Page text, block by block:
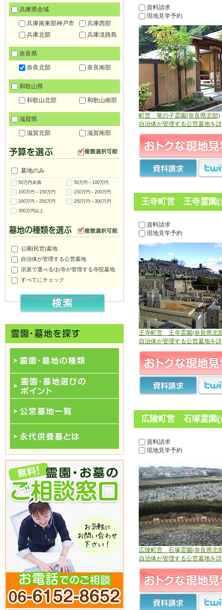
資料請求
現地見学予約
町営 竜の子霊園(奈良県北部)
自治体が管理する公営墓地を
王寺町営 王寺霊園(
資料請求
現地見学予約
王寺町営 王寺霊園(奈良県北
自治体が管理する公営墓地を
広陵町営 石塚霊園
資料請求
現地見学予約
広陵町営 石塚霊園(奈良県北
自治体が管理する公営墓地を
兵庫県全域
兵庫南東部神戸市
兵庫西部
兵庫北部
兵庫淡路島
奈良県
奈良北部
奈良南部
和歌山県
和歌山北部
和歌山南部
滋賀県
滋賀北部
滋賀南部
墓地のみ
50万円未満
50万円～100万円
100万円～150万円
150万円～200万円
200万円～250万円
250万円～300万円
300万円以上
公園(民営)墓地
自治体が管理する公営墓地
宗派で選べる/お寺が管理する寺院墓地
すべてにチェック
霊園･墓地の種類
永代供養一覧